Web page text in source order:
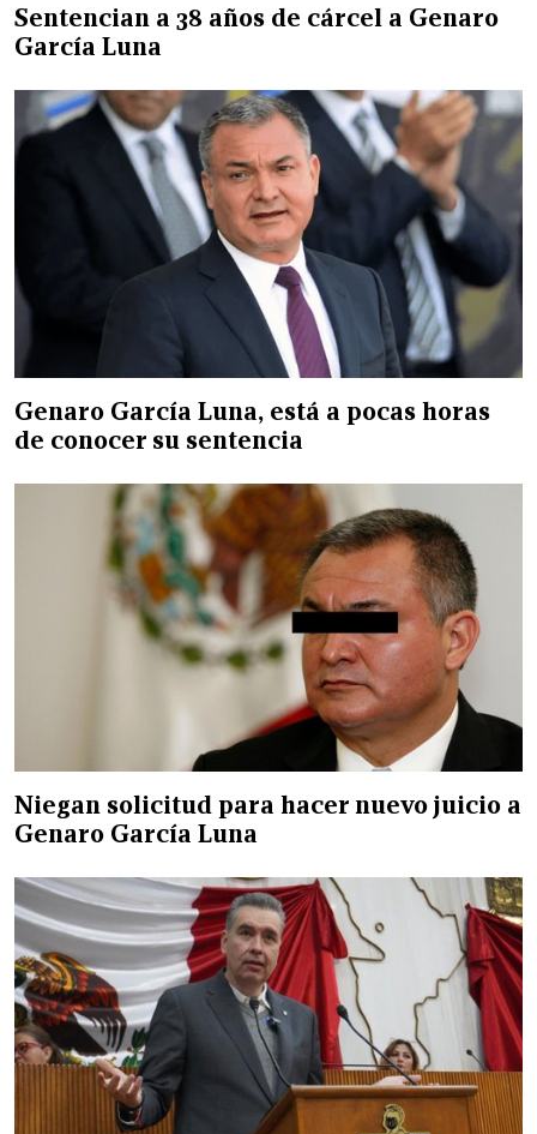
Sentencian a 38 años de cárcel a Genaro
García Luna
Genaro García Luna, está a pocas horas
de conocer su sentencia
Niegan solicitud para hacer nuevo juicio a
Genaro García Luna